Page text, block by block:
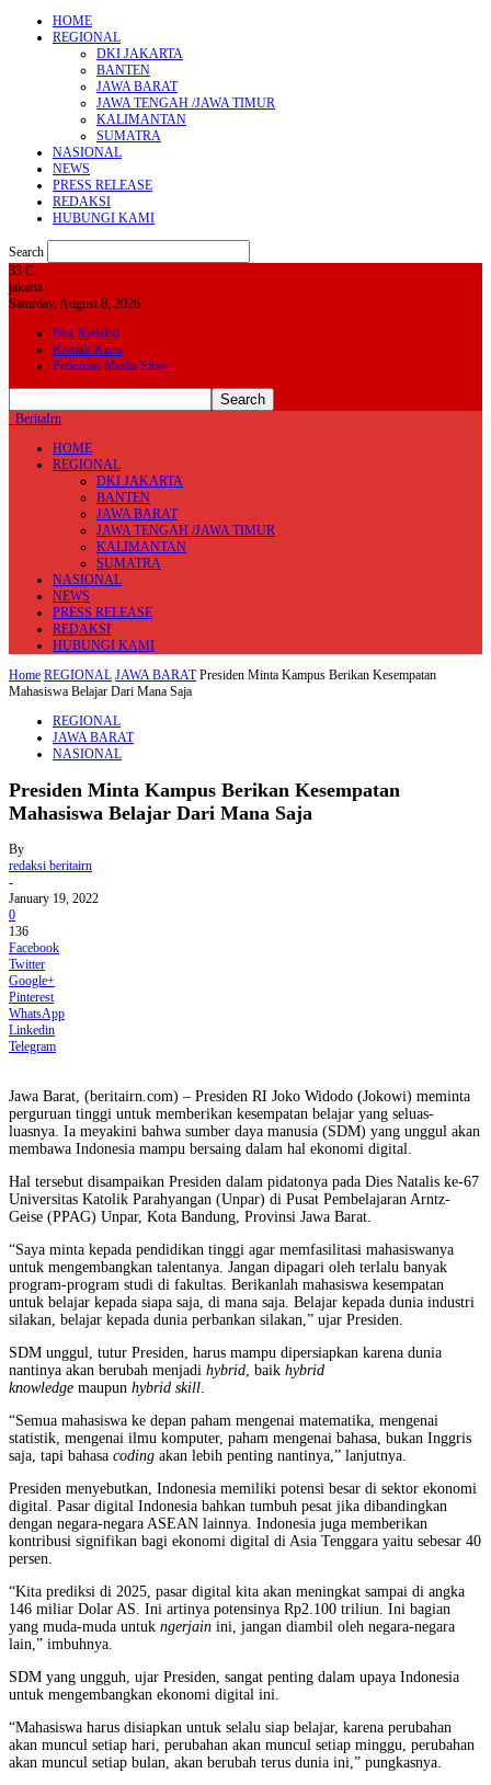
HOME
REGIONAL
DKI JAKARTA
BANTEN
JAWA BARAT
JAWA TENGAH /JAWA TIMUR
KALIMANTAN
SUMATRA
NASIONAL
NEWS
PRESS RELEASE
REDAKSI
HUBUNGI KAMI
Search
33 C
jakarta
Saturday, August 8, 2026
Box Redaksi
Kontak Kami
Pedoman Media Siber
BeritaIrn
HOME
REGIONAL
DKI JAKARTA
BANTEN
JAWA BARAT
JAWA TENGAH /JAWA TIMUR
KALIMANTAN
SUMATRA
NASIONAL
NEWS
PRESS RELEASE
REDAKSI
HUBUNGI KAMI
Home REGIONAL JAWA BARAT Presiden Minta Kampus Berikan Kesempatan
Mahasiswa Belajar Dari Mana Saja
REGIONAL
JAWA BARAT
NASIONAL
Presiden Minta Kampus Berikan Kesempatan
Mahasiswa Belajar Dari Mana Saja
By
redaksi beritairn
-
January 19, 2022
0
136
Facebook
Twitter
Google+
Pinterest
WhatsApp
Linkedin
Telegram
Jawa Barat, (beritairn.com) – Presiden RI Joko Widodo (Jokowi) meminta
perguruan tinggi untuk memberikan kesempatan belajar yang seluas-
luasnya. Ia meyakini bahwa sumber daya manusia (SDM) yang unggul akan
membawa Indonesia mampu bersaing dalam hal ekonomi digital.
Hal tersebut disampaikan Presiden dalam pidatonya pada Dies Natalis ke-67
Universitas Katolik Parahyangan (Unpar) di Pusat Pembelajaran Arntz-
Geise (PPAG) Unpar, Kota Bandung, Provinsi Jawa Barat.
“Saya minta kepada pendidikan tinggi agar memfasilitasi mahasiswanya
untuk mengembangkan talentanya. Jangan dipagari oleh terlalu banyak
program-program studi di fakultas. Berikanlah mahasiswa kesempatan
untuk belajar kepada siapa saja, di mana saja. Belajar kepada dunia industri
silakan, belajar kepada dunia perbankan silakan,” ujar Presiden.
SDM unggul, tutur Presiden, harus mampu dipersiapkan karena dunia
nantinya akan berubah menjadi hybrid , baik hybrid
knowledge maupun hybrid skill
“Semua mahasiswa ke depan paham mengenai matematika, mengenai
statistik, mengenai ilmu komputer, paham mengenai bahasa, bukan Inggris
saja, tapi bahasa coding akan lebih penting nantinya,” lanjutnya.
Presiden menyebutkan, Indonesia memiliki potensi besar di sektor ekonomi
digital. Pasar digital Indonesia bahkan tumbuh pesat jika dibandingkan
dengan negara-negara ASEAN lainnya. Indonesia juga memberikan
kontribusi signifikan bagi ekonomi digital di Asia Tenggara yaitu sebesar 40
persen.
“Kita prediksi di 2025, pasar digital kita akan meningkat sampai di angka
146 miliar Dolar AS. Ini artinya potensinya Rp2.100 triliun. Ini bagian
yang muda-muda untuk ngerjain ini, jangan diambil oleh negara-negara
lain,” imbuhnya.
SDM yang ungguh, ujar Presiden, sangat penting dalam upaya Indonesia
untuk mengembangkan ekonomi digital ini.
“Mahasiswa harus disiapkan untuk selalu siap belajar, karena perubahan
akan muncul setiap hari, perubahan akan muncul setiap minggu, perubahan
akan muncul setiap bulan, akan berubah terus dunia ini,” pungkasnya.